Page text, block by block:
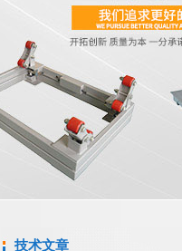
技术文章